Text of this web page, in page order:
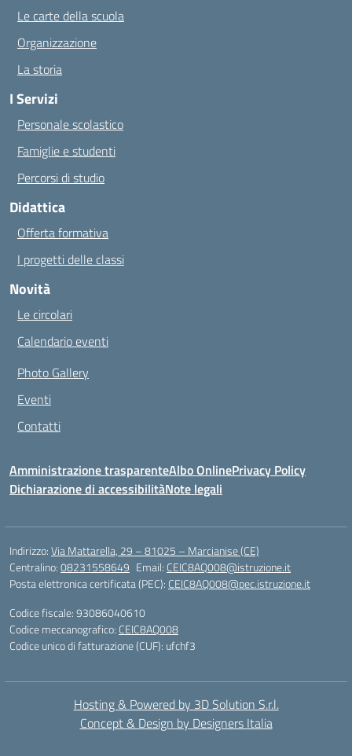
Le carte della scuola
Organizzazione
La storia
I Servizi
Personale scolastico
Famiglie e studenti
Percorsi di studio
Didattica
Offerta formativa
I progetti delle classi
Novità
Le circolari
Calendario eventi
Photo Gallery
Eventi
Contatti
Amministrazione trasparenteAlbo OnlinePrivacy Policy
Dichiarazione di accessibilitàNote legali
Indirizzo:Via Mattarella, 29 – 81025 – Marcianise (CE)
Centralino:08231558649 Email: CEIC8AQ008@istruzione.it
Posta elettronica certificata (PEC): CEIC8AQ008@pec.istruzione.it
Codice fiscale: 93086040610
Codice meccanografico: CEIC8AQ008
Codice unico di fatturazione (CUF): ufchf3
Hosting & Powered by 3D Solution S.r.l.
Concept & Design by Designers Italia